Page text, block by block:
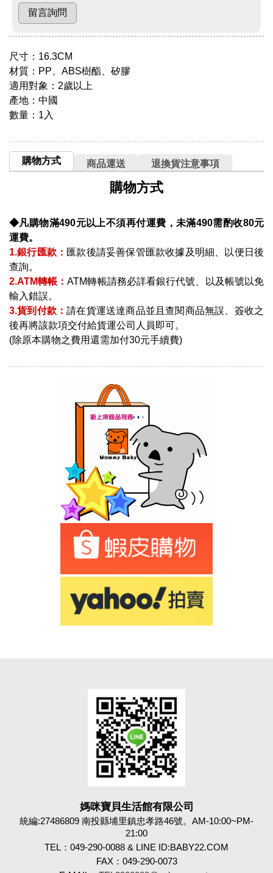
尺寸：16.3CM
材質：PP、ABS樹酯、矽膠
適用對象：2歲以上
產地：中國
數量：1入
購物方式 商品運送 退換貨注意事項
購物方式
◆凡購物滿490元以上不須再付運費，未滿490需酌收80元
運費。
1.銀行匯款： 匯款後請妥善保管匯款收據及明細、以便日後
查詢。
2.ATM轉帳：ATM轉帳請務必詳看銀行代號、以及帳號以免
輸入錯誤。
3.貨到付款：請在貨運送達商品並且查閱商品無誤、簽收之
後再將該款項交付給貨運公司人員即可。
(除原本購物之費用還需加付30元手續費)
媽咪寶貝生活館有限公司
統編:27486809 南投縣埔里鎮忠孝路46號。AM-10:00~PM-
21:00
TEL：049-290-0088 & LINE ID:BABY22.COM
FAX：049-290-0073